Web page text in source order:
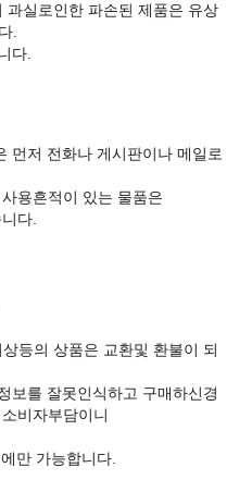
과실로인한 파손된 제품은 유상
.
먼저 전화나 게시판이나 메일로
용흔적이 있는 물품은
다.
등의 상품은 교환및 환불이 되
보를 잘못인식하고 구매하신경
비자부담이니